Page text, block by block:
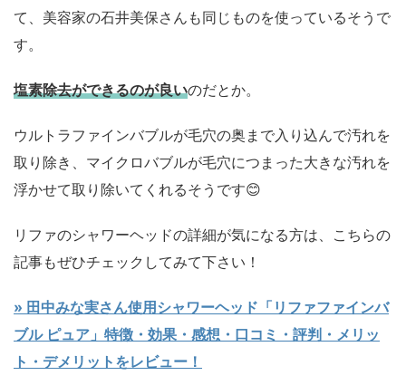
て、美容家の石井美保さんも同じものを使っているそうで
す。
塩素除去ができるのが良いのだとか。
ウルトラファインバブルが毛穴の奥まで入り込んで汚れを
取り除き、マイクロバブルが毛穴につまった大きな汚れを
浮かせて取り除いてくれるそうです😊
リファのシャワーヘッドの詳細が気になる方は、こちらの
記事もぜひチェックしてみて下さい！
» 田中みな実さん使用シャワーヘッド「リファファインバ
ブル ピュア」特徴・効果・感想・口コミ・評判・メリッ
ト・デメリットをレビュー！